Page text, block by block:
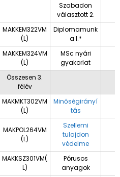
Szabadon
választott 2.
MAKKEM322VM
(L)
Diplomamunk
a I.*
MAKKEM324VM
(L)
MSc nyári
gyakorlat
Összesen 3.
félév
MAKMKT302VM
(L)
Minőségirányí
tás
MAKPOL264VM
(L)
Szellemi
tulajdon
védelme
MAKKSZ301VM(
L)
Pórusos
anyagok